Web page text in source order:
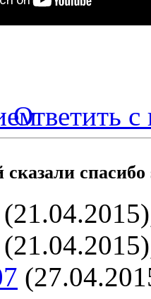
Ответить с
сказали